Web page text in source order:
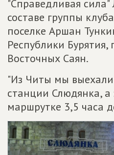
"Справедливая
составе группы
поселке Аршан
Республики
Восточных Саян.
"Из Читы мы
станции Слюдянка, а
маршрутке 3,5 часа